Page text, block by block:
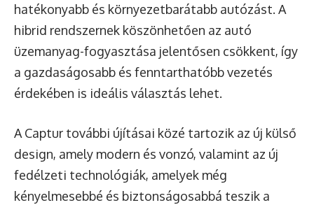
hatékonyabb és környezetbarátabb autózást. A
hibrid rendszernek köszönhetően az autó
üzemanyag-fogyasztása jelentősen csökkent, így
a gazdaságosabb és fenntarthatóbb vezetés
érdekében is ideális választás lehet.
A Captur további újításai közé tartozik az új külső
design, amely modern és vonzó, valamint az új
fedélzeti technológiák, amelyek még
kényelmesebbé és biztonságosabbá teszik a